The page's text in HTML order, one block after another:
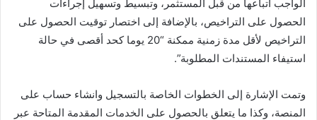
الواجب اتباعها من قبل المستثمر، وتبسيط وتسهيل إجراءات
الحصول على التراخيص، بالإضافة إلى اختصار توقيت الحصول على
التراخيص لأقل مدة زمنية ممكنة “20 يوما كحد أقصى في حالة
استيفاء المستندات المطلوبة”.
وتمت الإشارة إلى الخطوات الخاصة بالتسجيل وانشاء حساب على
المنصة، وكذا ما يتعلق بالحصول على الخدمات المقدمة المتاحة عبر